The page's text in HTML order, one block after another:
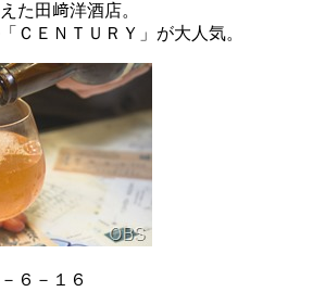
た田﨑洋酒店。
ＣＥＮＴＵＲＹ」が大人気。
６－１６